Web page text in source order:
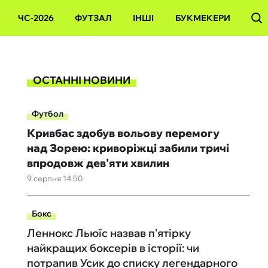
ЧС-2026 ФУТЗАЛ ІНШІ БУКМЕКЕРИ
ОСТАННІ НОВИНИ
Футбол
9 серпня 14:50
Кривбас здобув вольову перемогу
над Зорею: криворіжці забили тричі
впродовж дев'яти хвилин
Бокс
Леннокс Льюїс назвав п'ятірку
найкращих боксерів в історії: чи
потрапив Усик до списку легендарного